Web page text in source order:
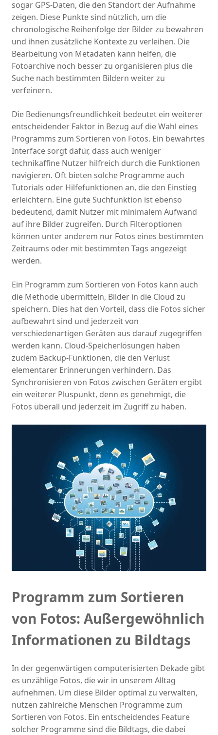
sogar GPS-Daten, die den Standort der Aufnahme
zeigen. Diese Punkte sind nützlich, um die
chronologische Reihenfolge der Bilder zu bewahren
und ihnen zusätzliche Kontexte zu verleihen. Die
Bearbeitung von Metadaten kann helfen, die
Fotoarchive noch besser zu organisieren plus die
Suche nach bestimmten Bildern weiter zu
verfeinern.
Die Bedienungsfreundlichkeit bedeutet ein weiterer
entscheidender Faktor in Bezug auf die Wahl eines
Programms zum Sortieren von Fotos. Ein bewährtes
Interface sorgt dafür, dass auch weniger
technikaffine Nutzer hilfreich durch die Funktionen
navigieren. Oft bieten solche Programme auch
Tutorials oder Hilfefunktionen an, die den Einstieg
erleichtern. Eine gute Suchfunktion ist ebenso
bedeutend, damit Nutzer mit minimalem Aufwand
auf ihre Bilder zugreifen. Durch Filteroptionen
können unter anderem nur Fotos eines bestimmten
Zeitraums oder mit bestimmten Tags angezeigt
werden.
Ein Programm zum Sortieren von Fotos kann auch
die Methode übermitteln, Bilder in die Cloud zu
speichern. Dies hat den Vorteil, dass die Fotos sicher
aufbewahrt sind und jederzeit von
verschiedenartigen Geräten aus darauf zugegriffen
werden kann. Cloud-Speicherlösungen haben
zudem Backup-Funktionen, die den Verlust
elementarer Erinnerungen verhindern. Das
Synchronisieren von Fotos zwischen Geräten ergibt
ein weiterer Pluspunkt, denn es genehmigt, die
Fotos überall und jederzeit im Zugriff zu haben.
Programm zum Sortieren
von Fotos: Außergewöhnlich
Informationen zu Bildtags
In der gegenwärtigen computerisierten Dekade gibt
es unzählige Fotos, die wir in unserem Alltag
aufnehmen. Um diese Bilder optimal zu verwalten,
nutzen zahlreiche Menschen Programme zum
Sortieren von Fotos. Ein entscheidendes Feature
solcher Programme sind die Bildtags, die dabei